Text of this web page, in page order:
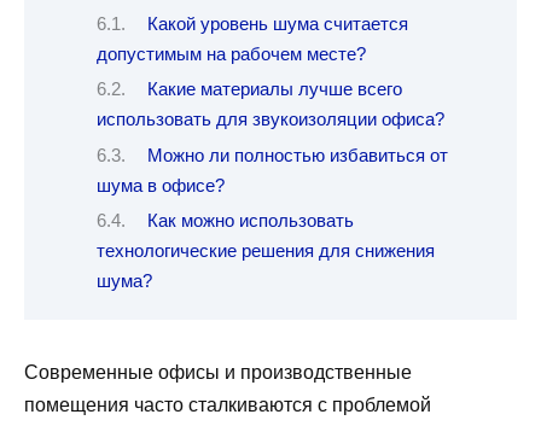
Какой уровень шума считается
допустимым на рабочем месте?
Какие материалы лучше всего
использовать для звукоизоляции офиса?
Можно ли полностью избавиться от
шума в офисе?
Как можно использовать
технологические решения для снижения
шума?
Современные офисы и производственные
помещения часто сталкиваются с проблемой